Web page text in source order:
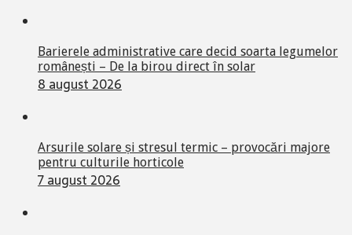
Barierele administrative care decid soarta legumelor
românești – De la birou direct în solar
8 august 2026
Arsurile solare și stresul termic – provocări majore
pentru culturile horticole
7 august 2026